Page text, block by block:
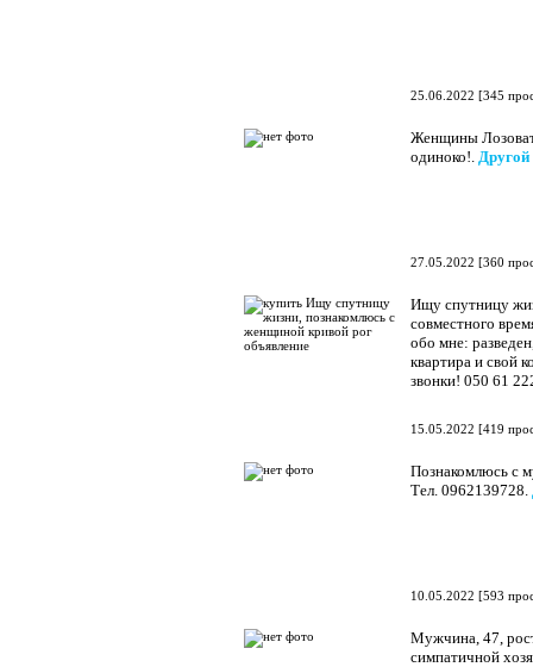
25.06.2022 [345
Женщины
одиноко!. Другой
27.05.2022 [360
Ищу спутницу
совместного
обо мне:
квартира и свой
звонки! 050 61
15.05.2022 [419
Познакомлюсь с
Тел. 0962139728.
10.05.2022 [593
Мужчина, 47,
симпатичной